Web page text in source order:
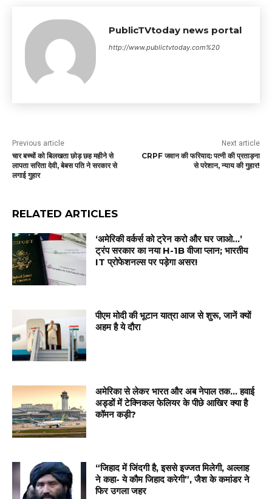
PublicTVtoday news portal
http://www.publictvtoday.com%20
Previous article
चार बच्चों को बिलखता छोड़ छह महीने से
लापता सरिता देवी, बेबस पति ने सरकार से
लगाई गुहार
Next article
CRPF जवान की फरियाद: पत्नी की प्रताड़ना
से परेशान, न्याय की गुहार!
RELATED ARTICLES
‘अमेरिकी वर्कर्स को ट्रेन करो और घर जाओ…’
ट्रंप सरकार का नया H-1B वीजा प्लान; भारतीय
IT प्रोफेशनल्स पर पड़ेगा असर!
पीएम मोदी की भूटान यात्रा आज से शुरू, जानें क्यों
अहम है ये दौरा
अमेरिका से लेकर भारत और अब नेपाल तक… हवाई
अड्डों में टेक्निकल फेलियर के पीछे आखिर क्या है
कॉमन कड़ी?
“जिहाद में जिंदगी है, इससे इज्जत मिलेगी, अल्लाह
ने कहा- ये कौम जिहाद करेगी”, जैश के कमांडर ने
फिर उगला जहर